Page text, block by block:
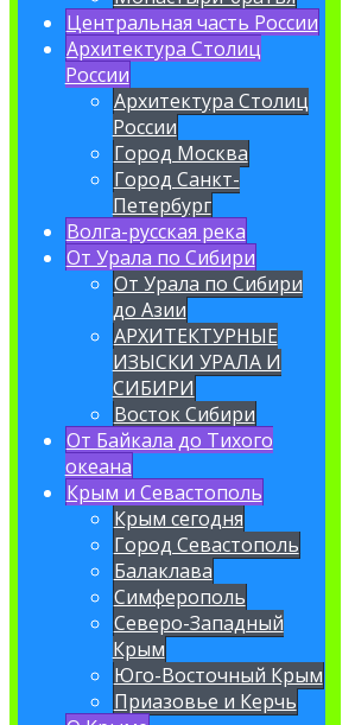
Центральная часть России
Архитектура Столиц
России
Архитектура Столиц
России
Город Москва
Город Санкт-
Петербург
Волга-русская река
От Урала по Сибири
От Урала по Сибири
до Азии
АРХИТЕКТУРНЫЕ
ИЗЫСКИ УРАЛА И
СИБИРИ
Восток Сибири
От Байкала до Тихого
океана
Крым и Севастополь
Крым сегодня
Город Севастополь
Балаклава
Симферополь
Северо-Западный
Крым
Юго-Восточный Крым
Приазовье и Керчь